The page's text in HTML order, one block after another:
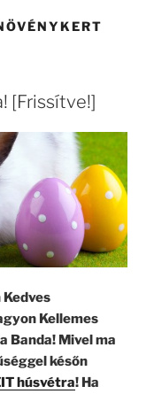
[Frissítve!]
Kellemes
Banda! Mivel ma
későn
húsvétra! Ha